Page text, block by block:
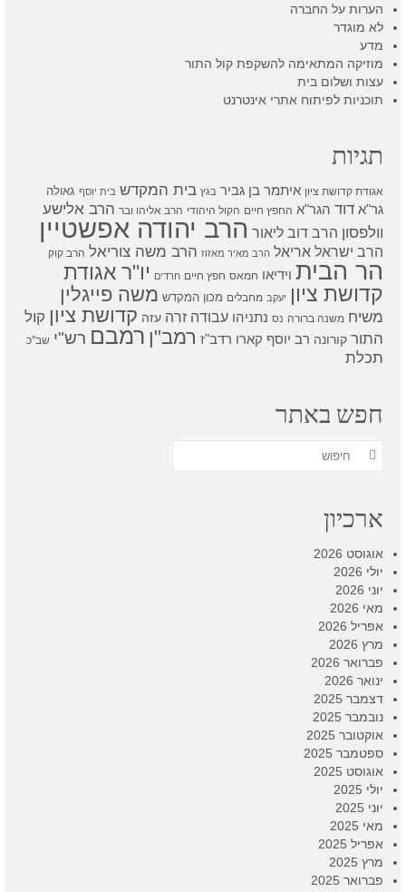
הערות על החברה
לא מוגדר
מדע
מוזיקה המתאימה להשקפת קול התור
עצות ושלום בית
תוכניות לפיתוח אתרי אינטרנט
תגיות
אגודת קדושת ציון איתמר בן גביר בגץ בית המקדש בית יוסף גאולה
גר"א דוד הגר"א החפץ חיים הקול היהודי הרב אליהו ובר הרב אלישע
וולפסון הרב דוב ליאור הרב יהודה אפשטיין
הרב ישראל אריאל הרב מאיר מאזוז הרב משה צוריאל הרב קוק
הר הבית וידיאו חמאס חפץ חיים חרדים יו"ר אגודת
קדושת ציון יעקב מחבלים מכון המקדש משה פייגלין
משיח משנה ברורה נס נתניהו עבודה זרה עזה קדושת ציון קול
התור קורונה רב יוסף קארו רדב"ז רמב"ן רמבם רש"י שב"כ
תכלת
חפש באתר
חפש
ארכיון
אוגוסט 2026
יולי 2026
יוני 2026
מאי 2026
אפריל 2026
מרץ 2026
פברואר 2026
ינואר 2026
דצמבר 2025
נובמבר 2025
אוקטובר 2025
ספטמבר 2025
אוגוסט 2025
יולי 2025
יוני 2025
מאי 2025
אפריל 2025
מרץ 2025
פברואר 2025